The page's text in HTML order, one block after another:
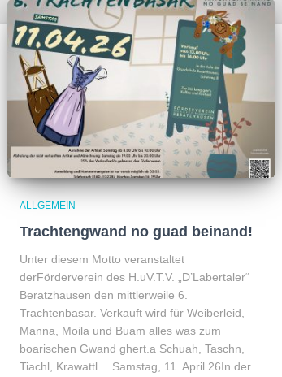
ALLGEMEIN
Trachtengwand no guad beinand!
Unter diesem Motto veranstaltet
derFörderverein des H.uV.T.V. „D’Labertaler“
Beratzhausen den mittlerweile 6.
Trachtenbasar. Verkauft wird für Weiberleid,
Manna, Moila und Buam alles was zum
boarischen Gwand ghert.a Schuah, Taschn,
Tiachl, Krawattl….Samstag, 11. April 26In der